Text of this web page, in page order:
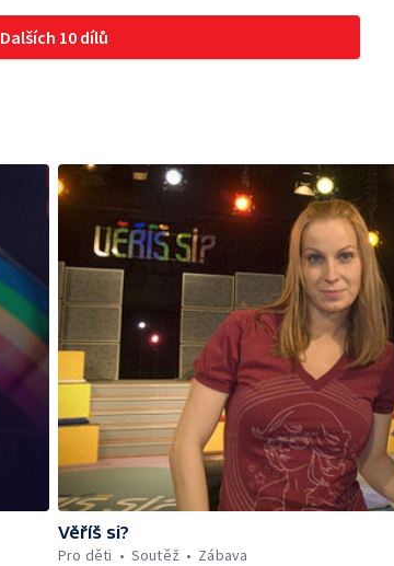
Dalších 10 dílů
Věříš si?
Pro děti
Soutěž Zábava